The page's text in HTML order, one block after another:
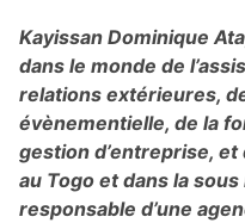
Kayissan Dominique
dans le monde de
relations extérieures,
évènementielle, de la
gestion d’entreprise,
au Togo et dans la
responsable d’une